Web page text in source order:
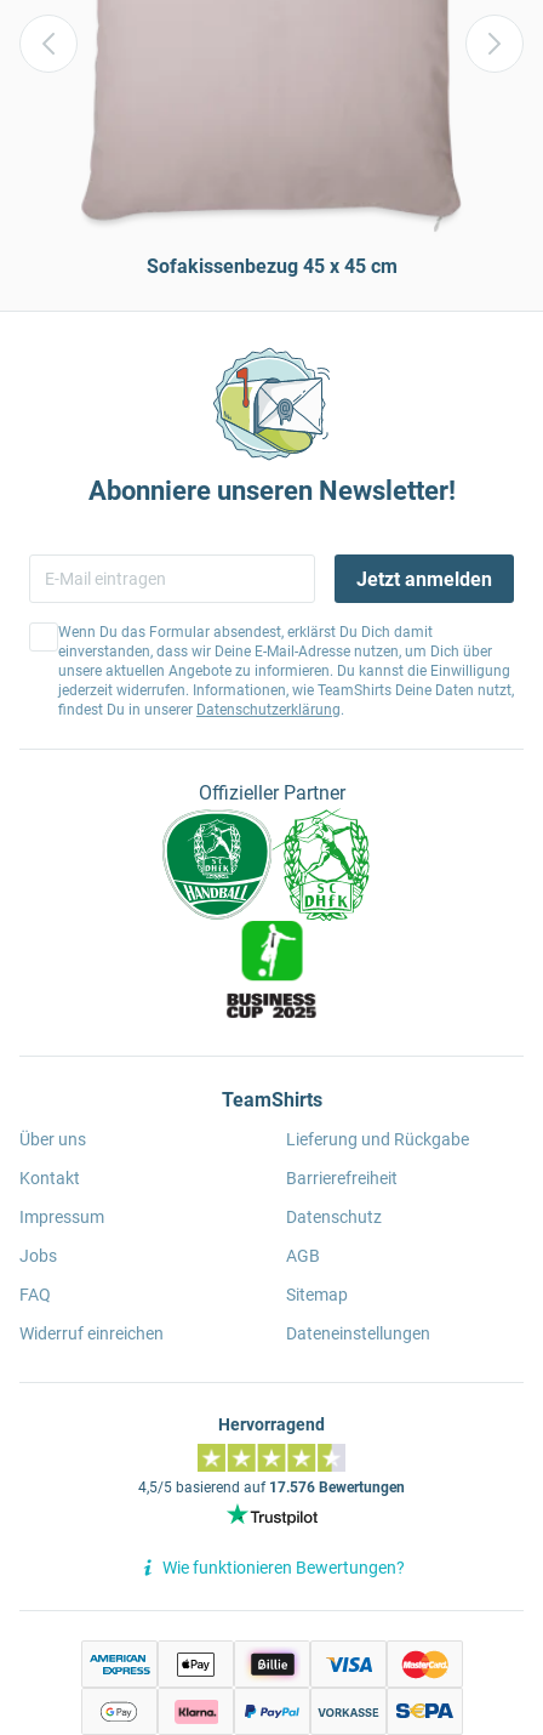
Sofakissenbezug 45 x 45 cm
Abonniere unseren Newsletter!
Jetzt anmelden
Wenn Du das Formular absendest, erklärst Du Dich damit
einverstanden, dass wir Deine E-Mail-Adresse nutzen, um Dich über
unsere aktuellen Angebote zu informieren. Du kannst die Einwilligung
jederzeit widerrufen. Informationen, wie TeamShirts Deine Daten nutzt,
findest Du in unserer Datenschutzerklärung.
Offizieller Partner
TeamShirts
Über uns
Kontakt
Impressum
Jobs
FAQ
Widerruf einreichen
Lieferung und Rückgabe
Barrierefreiheit
Datenschutz
AGB
Sitemap
Dateneinstellungen
Hervorragend
4,5/5 basierend auf 17.576 Bewertungen
Wie funktionieren Bewertungen?